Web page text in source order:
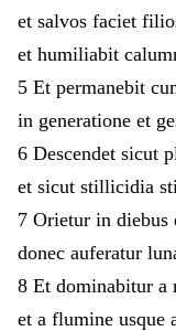
et salvos faciet
et humiliabit
5 Et permanebit
in generatione et
6 Descendet sicut
et sicut stillicidia
7 Orietur in diebus
donec auferatur
8 Et dominabitur a
et a flumine usque